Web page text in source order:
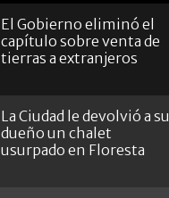
El Gobierno eliminó el
capítulo sobre venta de
tierras a extranjeros
La Ciudad le devolvió a su
dueño un chalet
usurpado en Floresta